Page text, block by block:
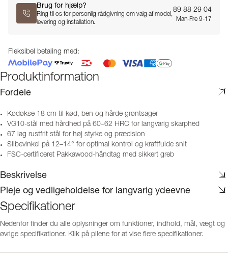
Brug for hjælp?
Ring til os for personlig rådgivning om valg af model,
levering og installation.
89 88 29 04
Man-Fre 9-17
Fleksibel betaling med:
Produktinformation
Fordele
Kødøkse 18 cm til kød, ben og hårde grøntsager
VG10-stål med hårdhed på 60–62 HRC for langvarig skarphed
67 lag rustfrit stål for høj styrke og præcision
Slibevinkel på 12–14° for optimal kontrol og kraftfulde snit
FSC-certificeret Pakkawood-håndtag med sikkert greb
Beskrivelse
Pleje og vedligeholdelse for langvarig ydeevne
Specifikationer
Nedenfor finder du alle oplysninger om funktioner, indhold, mål, vægt og
øvrige specifikationer. Klik på pilene for at vise flere specifikationer.